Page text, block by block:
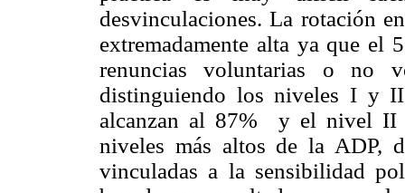
desvinculaciones. La rotación
extremadamente alta ya que el
renuncias voluntarias o no
distinguiendo los niveles I y
alcanzan al 87% y el nivel II
niveles más altos de la ADP,
vinculadas a la sensibilidad